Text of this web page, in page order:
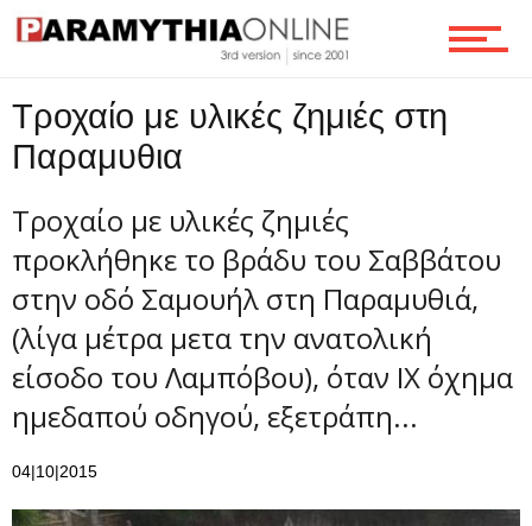
Οικονομία
Τεχνολογία
Ροή
Επικοινωνία
Τροχαίο με υλικές ζημιές στη
Παραμυθια
Τροχαίο με υλικές ζημιές
προκλήθηκε το βράδυ του Σαββάτου
στην οδό Σαμουήλ στη Παραμυθιά,
(λίγα μέτρα μετα την ανατολική
είσοδο του Λαμπόβου), όταν IΧ όχημα
ημεδαπού οδηγού, εξετράπη...
04|10|2015